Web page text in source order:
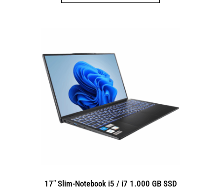
der
17″ Slim-Notebook i5 / i7 1.000 GB SSD